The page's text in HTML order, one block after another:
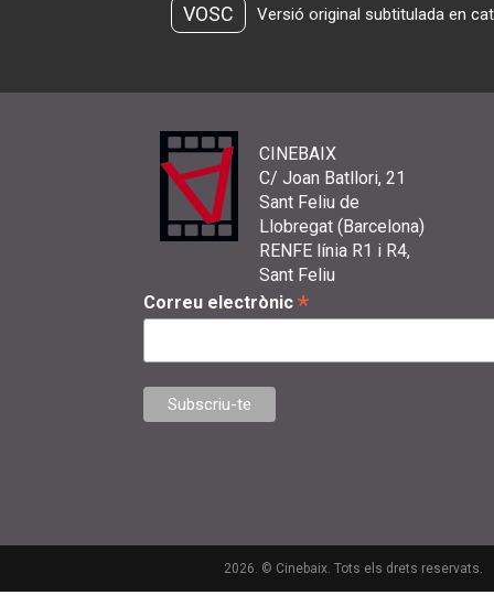
VOSC Versió original subtitulada en
CINEBAIX
C/ Joan Batllori, 21
Sant Feliu de
Llobregat (Barcelona)
RENFE línia R1 i R4,
Sant Feliu
Correu electrònic *
2026. © Cinebaix. Tots els drets reservats.